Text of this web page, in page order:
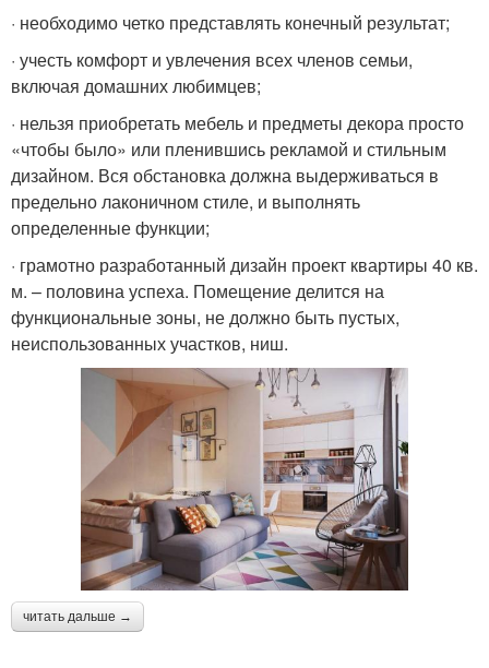
· необходимо четко представлять конечный результат;
· учесть комфорт и увлечения всех членов семьи,
включая домашних любимцев;
· нельзя приобретать мебель и предметы декора просто
«чтобы было» или пленившись рекламой и стильным
дизайном. Вся обстановка должна выдерживаться в
предельно лаконичном стиле, и выполнять
определенные функции;
· грамотно разработанный дизайн проект квартиры 40 кв.
м. – половина успеха. Помещение делится на
функциональные зоны, не должно быть пустых,
неиспользованных участков, ниш.
читать дальше →